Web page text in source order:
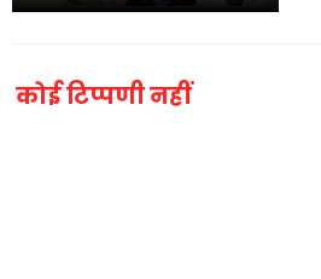
कोई टिप्पणी नहीं